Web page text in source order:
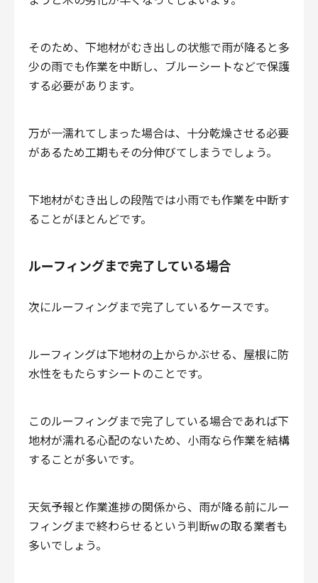
そのため、下地材がむき出しの状態で雨が降ると多
少の雨でも作業を中断し、ブルーシートなどで保護
する必要があります。
万が一濡れてしまった場合は、十分乾燥させる必要
があるため工期もその分伸びてしまうでしょう。
下地材がむき出しの段階では小雨でも作業を中断す
ることがほとんどです。
ルーフィングまで完了している場合
次にルーフィングまで完了しているケースです。
ルーフィングは下地材の上からかぶせる、屋根に防
水性をもたらすシートのことです。
このルーフィングまで完了している場合であれば下
地材が濡れる心配のないため、小雨なら作業を結構
することが多いです。
天気予報と作業進捗の関係から、雨が降る前にルー
フィングまで終わらせるという判断wの取る業者も
多いでしょう。